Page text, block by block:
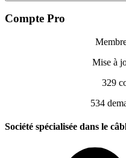
Compte Pro
Mise à
329
534
Société spécialisée dans le